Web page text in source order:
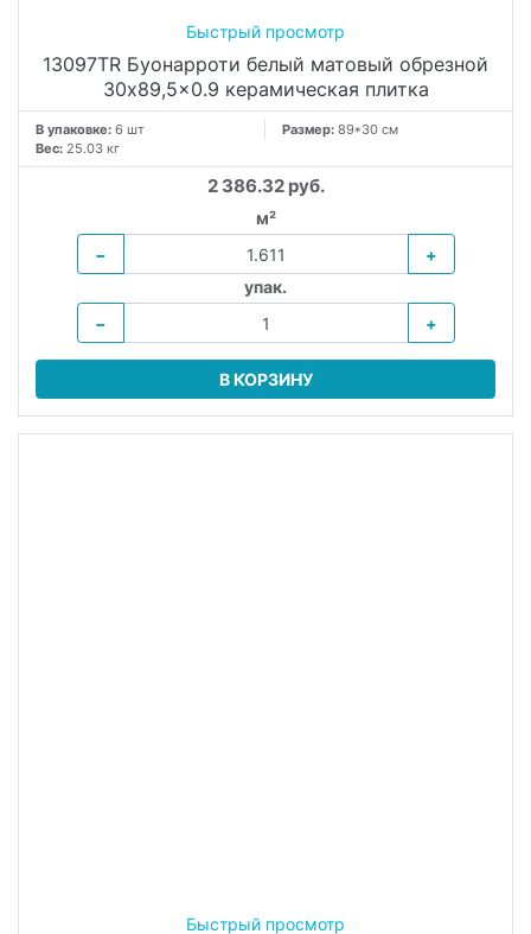
13097TR Буонарроти белый матовый обрезной
30x89,5x0.9 керамическая плитка
В упаковке: 6 шт Размер: 89*30 см
Вес: 25.03 кг
2 386.32 руб.
м²
+
упак.
+
В КОРЗИНУ